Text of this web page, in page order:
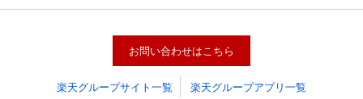
決済方法変更 決済方法の変更が可能です。
お問い合わせはこちら
楽天グループサイト一覧 楽天グループアプリ一覧